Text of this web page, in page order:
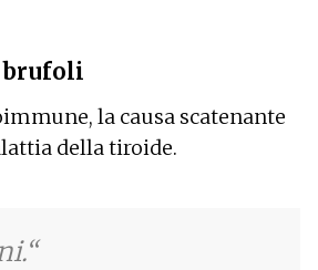
brufoli
la causa scatenante
della tiroide.